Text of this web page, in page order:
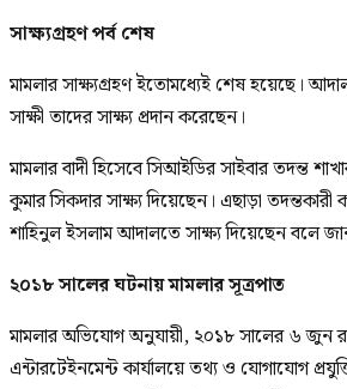
সাক্ষ্যগ্রহণ পর্ব শেষ
মামলার সাক্ষ্যগ্রহণ ইতোমধ্যেই শেষ হয়েছে।
সাক্ষী তাদের সাক্ষ্য প্রদান করেছেন।
মামলার বাদী হিসেবে সিআইডির সাইবার তদন্ত
কুমার সিকদার সাক্ষ্য দিয়েছেন। এছাড়া তদন্তকারী
শাহিনুল ইসলাম আদালতে সাক্ষ্য দিয়েছেন বলে
২০১৮ সালের ঘটনায় মামলার সূত্রপাত
মামলার অভিযোগ অনুযায়ী, ২০১৮ সালের ৬ জুন
এন্টারটেইনমেন্ট কার্যালয়ে তথ্য ও যোগাযোগ